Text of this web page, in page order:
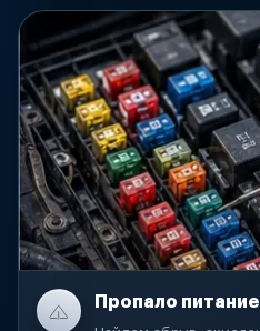
Пропало питание